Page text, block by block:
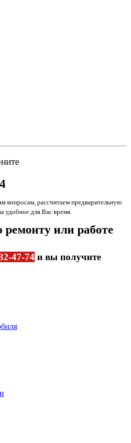
вопросам, рассчитаем предварительную
удобное для Вас время.
или работе
47-74 и вы получите